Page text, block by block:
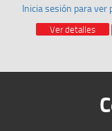
Inicia sesión para ver
Ver detalles